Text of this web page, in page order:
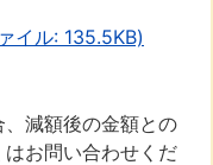
イル: 135.5KB)
減額後の金額との
お問い合わせくだ